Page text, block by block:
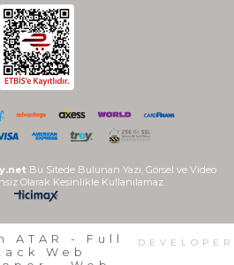
Bu Sitede Bulunan Yazı, Görsel ve Video
Olarak Kesinlikle Kullanılamaz.
DEVELOPER